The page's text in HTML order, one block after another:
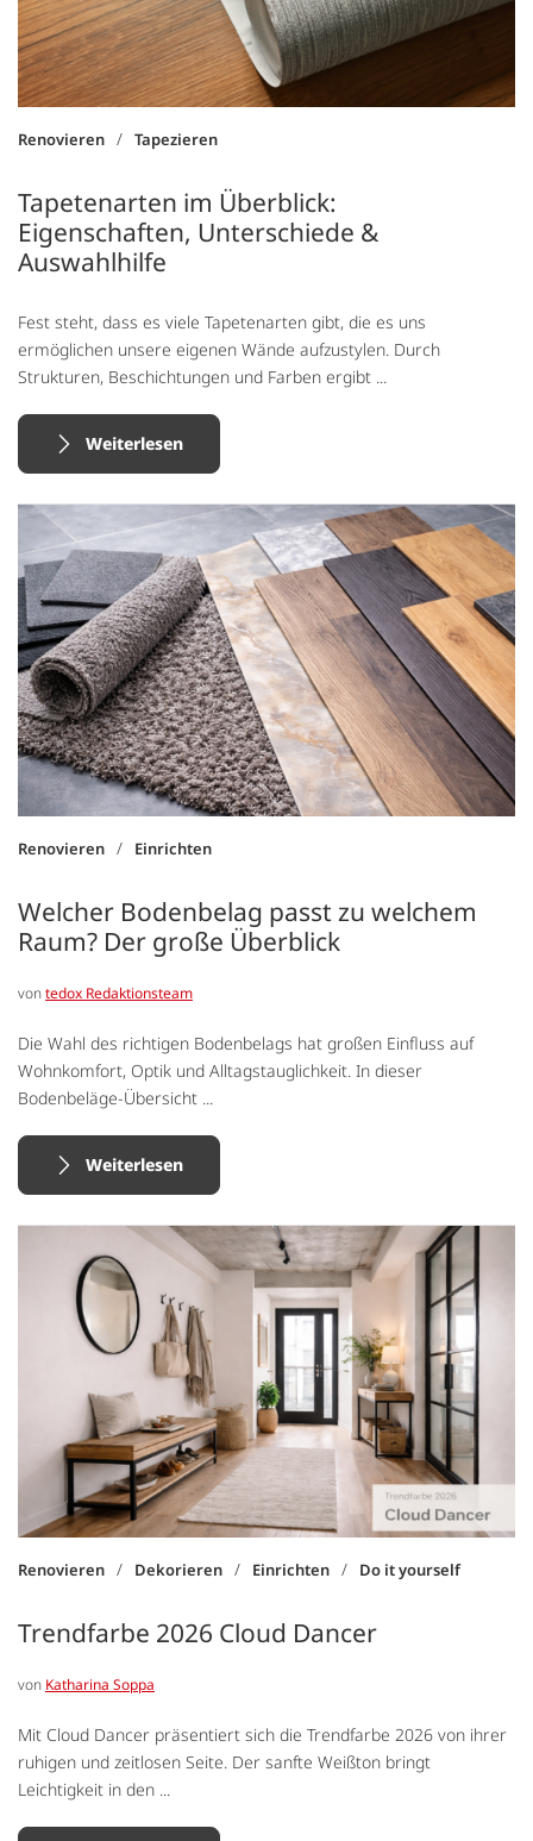
Renovieren / Tapezieren
Tapetenarten im Überblick:
Eigenschaften, Unterschiede &
Auswahlhilfe
Fest steht, dass es viele Tapetenarten gibt, die es uns
ermöglichen unsere eigenen Wände aufzustylen. Durch
Strukturen, Beschichtungen und Farben ergibt ...
Weiterlesen
Renovieren / Einrichten
Welcher Bodenbelag passt zu welchem
Raum? Der große Überblick
vontedox Redaktionsteam
Die Wahl des richtigen Bodenbelags hat großen Einfluss auf
Wohnkomfort, Optik und Alltagstauglichkeit. In dieser
Bodenbeläge-Übersicht ...
Weiterlesen
Renovieren / Dekorieren / Einrichten / Do it yourself
Trendfarbe 2026 Cloud Dancer
von Katharina Soppa
Mit Cloud Dancer präsentiert sich die Trendfarbe 2026 von ihrer
ruhigen und zeitlosen Seite. Der sanfte Weißton bringt
Leichtigkeit in den ...